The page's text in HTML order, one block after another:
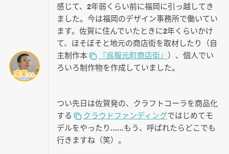
感じて、2年弱くらい前に福岡に引っ越してき
ました。今は福岡のデザイン事務所で働いてい
ます。佐賀に住んでいたときに2年くらいかけ
て、ほそぼそと地元の商店街を取材したり（自
主制作本
『呉服元町商店街』 ）、個人でい
ろいろ制作物を作成していました。
つい先日は佐賀発の、クラフトコーラを商品化
する
クラウドファンディングではじめてモ
デルをやったり……もう、呼ばれたらどこでも
行きますね（笑）。